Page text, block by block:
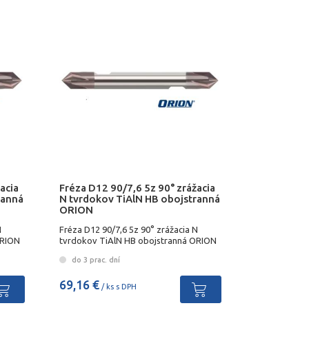
Fréza D12 90/7,6 5z 90° zrážacia
N tvrdokov TiAlN HB obojstranná
ORION
Fréza D12 90/7,6 5z 90° zrážacia N
tvrdokov TiAlN HB obojstranná ORION
do 3 prac. dní
69,16 €/ ks s DPH